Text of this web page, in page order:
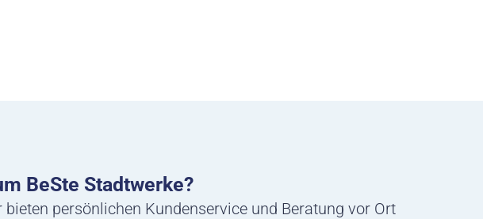
BeSte Stadtwerke?
bieten persönlichen Kundenservice und Beratung vor Ort